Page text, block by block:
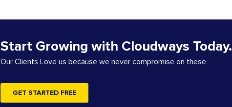
Start Growing with Cloudways Today.
Our Clients Love us because we never compromise on these
GET STARTED FREE